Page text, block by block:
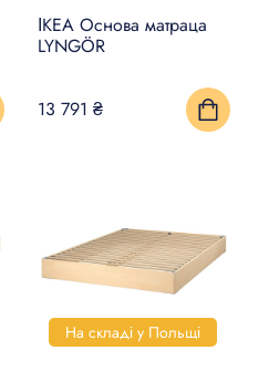
ІКЕА Основа матраца
LYNGÖR
13 791 ₴
На складі у Польщі